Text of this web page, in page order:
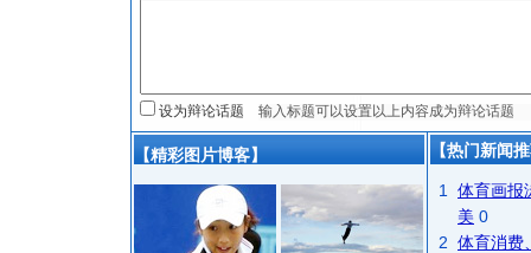
设为辩论话题
【精彩图片博客】 【热门新闻
1
体育画报
美 0
2 体育消费